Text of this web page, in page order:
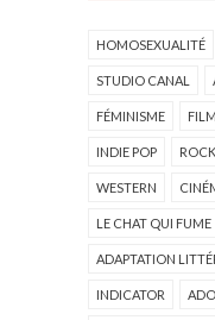
HOMOSEXUALITÉ
STUDIO CANAL
FÉMINISME
INDIE POP ROCK
WESTERN
LE CHAT QUI FUME
ADAPTATION
INDICATOR